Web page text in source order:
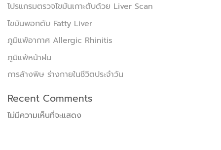
โปรแกรมตรวจไขมันเกาะตับด้วย Liver Scan
ไขมันพอกตับ Fatty Liver
ภูมิแพ้อากาศ Allergic Rhinitis
ภูมิแพ้หน้าฝน
การล้างพิษ ร่างกายในชีวิตประจำวัน
Recent Comments
ไม่มีความเห็นที่จะแสดง